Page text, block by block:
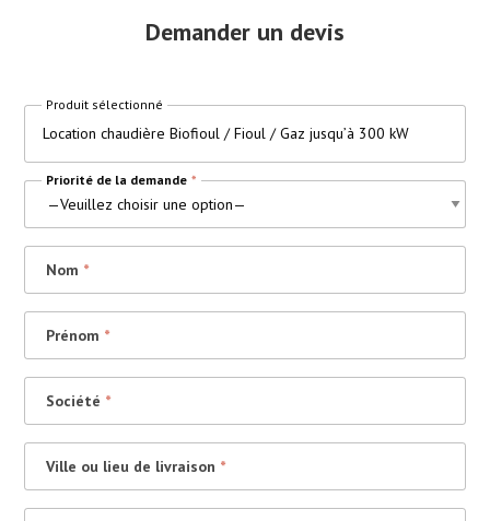
Demander un devis
Produit sélectionné
Location chaudière Biofioul / Fioul / Gaz jusqu’à 300 kW
Priorité de la demande *
Nom *
Prénom *
Société *
Ville ou lieu de livraison *